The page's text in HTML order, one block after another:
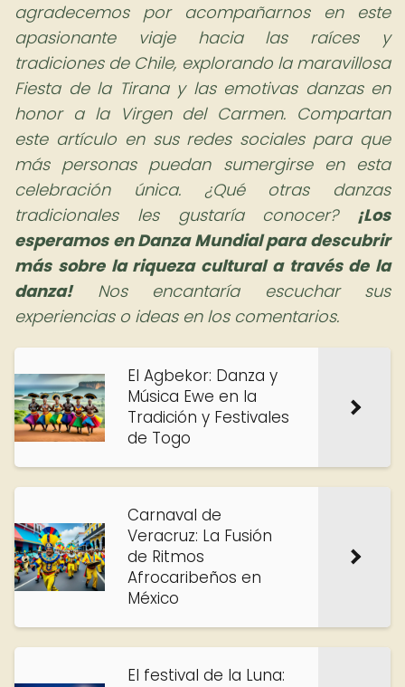
agradecemos por acompañarnos en este
apasionante viaje hacia las raíces y
tradiciones de Chile, explorando la maravillosa
Fiesta de la Tirana y las emotivas danzas en
honor a la Virgen del Carmen. Compartan
este artículo en sus redes sociales para que
más personas puedan sumergirse en esta
celebración única. ¿Qué otras danzas
tradicionales les gustaría conocer?
¡Los
esperamos en Danza Mundial para descubrir
más sobre la riqueza cultural a través de la
danza!Nos encantaría escuchar sus
experiencias o ideas en los comentarios.
El Agbekor: Danza y
Música Ewe en la
Tradición y Festivales
de Togo
Carnaval de
Veracruz: La Fusión
de Ritmos
Afrocaribeños en
México
El festival de la Luna: